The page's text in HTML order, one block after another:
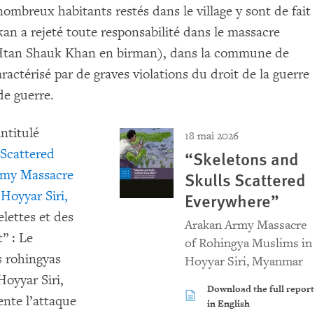
habitants restés dans le village y sont de fait
a rejeté toute responsabilité dans le massacre
Shauk Khan en birman), dans la commune de
par de graves violations du droit de la guerre
guerre.
18 mai 2026
“Skeletons and
Skulls Scattered
Everywhere”
Arakan Army Massacre
of Rohingya Muslims in
Hoyyar Siri, Myanmar
Download the full report
in English
Massacre
Siri,
et des
: Le
rohingyas
Siri,
l’attaque